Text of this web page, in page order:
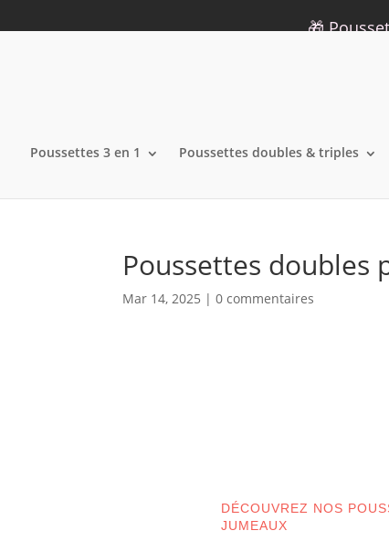
🎁
Poussettes 3 en 1 Poussettes doubles & triples
Poussettes doubles
Mar 14, 2025 |0 commentaires
DÉCOUVREZ NOS
JUMEAUX